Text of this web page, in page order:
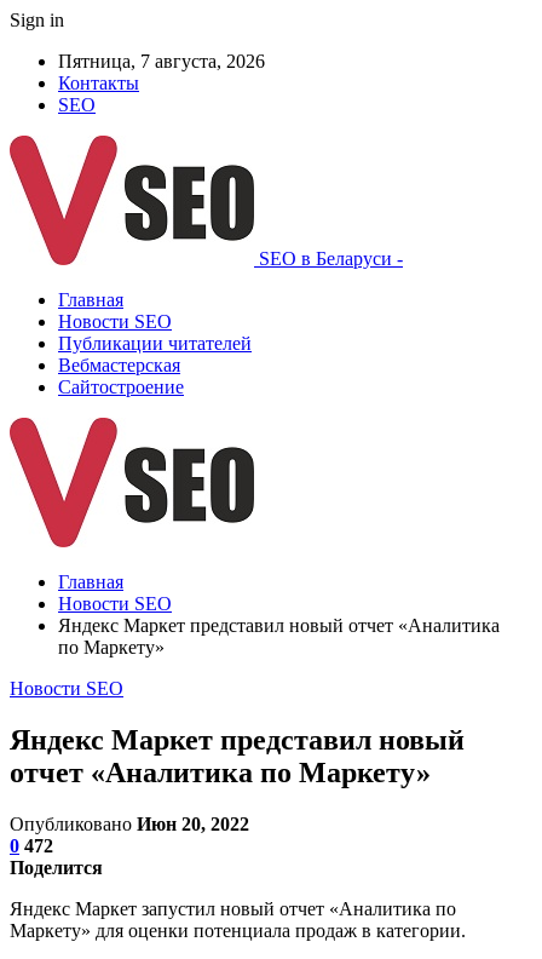
Sign in
Пятница, 7 августа, 2026
Контакты
SEO
SEO в Беларуси -
Главная
Новости SEO
Публикации читателей
Вебмастерская
Сайтостроение
Главная
Новости SEO
Яндекс Маркет представил новый отчет «Аналитика
по Маркету»
Новости SEO
Яндекс Маркет представил новый
отчет «Аналитика по Маркету»
Опубликовано Июн 20, 2022
0 472
Поделится
Яндекс Маркет запустил новый отчет «Аналитика по
Маркету» для оценки потенциала продаж в категории.